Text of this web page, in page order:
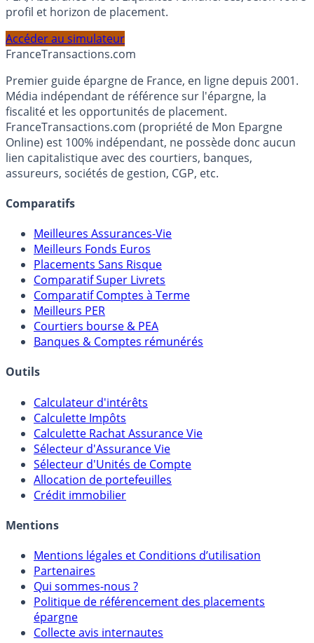
Calculez la répartition théorique de votre capital entre
PEA, Assurance Vie et Liquidités rémunérées, selon votre
profil et horizon de placement.
FranceTransactions.com
Premier guide épargne de France, en ligne depuis 2001.
Média indépendant de référence sur l'épargne, la
fiscalité et les opportunités de placement.
FranceTransactions.com (propriété de Mon Epargne
Online) est 100% indépendant, ne possède donc aucun
lien capitalistique avec des courtiers, banques,
assureurs, sociétés de gestion, CGP, etc.
Comparatifs
Meilleures Assurances-Vie
Meilleurs Fonds Euros
Placements Sans Risque
Comparatif Super Livrets
Comparatif Comptes à Terme
Meilleurs PER
Banques & Comptes rémunérés
Outils
Calculateur d'intérêts
Calculette Impôts
Calculette Rachat Assurance Vie
Sélecteur d'Assurance Vie
Sélecteur d'Unités de Compte
Crédit immobilier
Mentions
Mentions légales et Conditions d’utilisation
Partenaires
Qui sommes-nous ?
Politique de référencement des placements